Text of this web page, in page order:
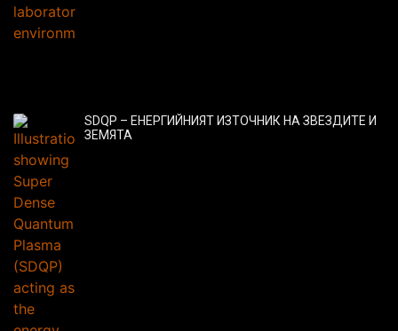
SDQP – ЕНЕРГИЙНИЯТ ИЗТОЧНИК НА ЗВЕЗДИТЕ И
ЗЕМЯТА